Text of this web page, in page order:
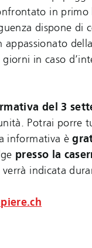
in
dispone di
in caso
del 3
Potrai porre
informativa è
presso la
indicata